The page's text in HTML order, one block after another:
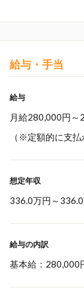
給与・手当
給与
月給280,000円～
（※定額的に支払
想定年収
336.0万円 ～
給与の内訳
基本給：280,000